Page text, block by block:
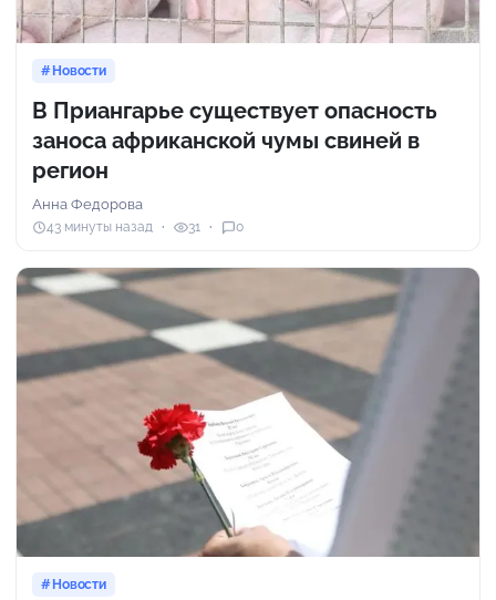
Новости
В Приангарье существует опасность
заноса африканской чумы свиней в
регион
Анна Федорова
43 минуты назад 31 0
Новости